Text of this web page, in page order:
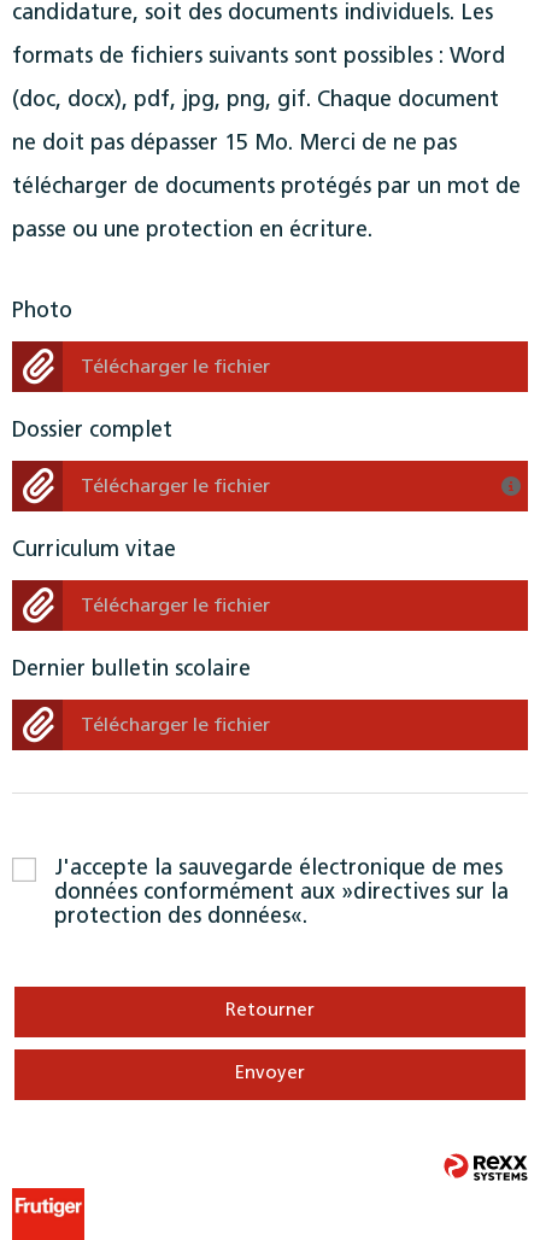
candidature, soit des documents individuels. Les
formats de fichiers suivants sont possibles : Word
(doc, docx), pdf, jpg, png, gif. Chaque document
ne doit pas dépasser 15 Mo. Merci de ne pas
télécharger de documents protégés par un mot de
passe ou une protection en écriture.
Photo
Télécharger le fichier
Dossier complet
Télécharger le fichier
Curriculum vitae
Télécharger le fichier
Dernier bulletin scolaire
Télécharger le fichier
J'accepte la sauvegarde électronique de mes
données conformément aux
directives sur la
protection des données .
Retourner
Envoyer